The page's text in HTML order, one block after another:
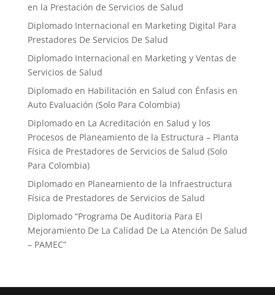
en la Prestación de Servicios de Salud
Diplomado Internacional en Marketing Digital Para
Prestadores De Servicios De Salud
Diplomado Internacional en Marketing y Ventas de
Servicios de Salud
Diplomado en Habilitación en Salud con Énfasis en
Auto Evaluación ​(Solo Para Colombia)
Diplomado en La Acreditación en Salud y los
Procesos de Planeamiento de la Estructura – Planta
Física de Prestadores de Servicios de Salud (Solo
Para Colombia)
Diplomado en Planeamiento de la Infraestructura
Física de Prestadores de Servicios de Salud
Diplomado “Programa De Auditoria Para El
Mejoramiento ​De La Calidad De La Atención De Salud
– PAMEC”